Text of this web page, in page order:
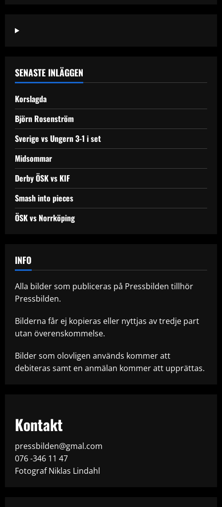
t
a
v
i
g
a
t
i
o
SENASTE INLÄGGEN
Korslagda
Björn Rosenström
Sverige vs Ungern 3-1 i set
Midsommar
Derby ÖSK vs KIF
Smash into pieces
ÖSK vs Norrköping
INFO
Alla bilder som publiceras på Pressbilden tillhör
Pressbilden.
Bilderna får ej kopieras eller nyttjas av tredje part
utan överenskommelse.
Bilder som olovligen används kommer att
debiteras samt en anmälan kommer att upprättas.
Kontakt
pressbilden@gmal.com
076 -346 11 47
Fotograf Niklas Lindahl